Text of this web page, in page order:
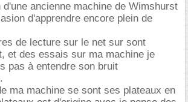
d'une ancienne machine de Wimshurst
d'apprendre encore plein de
de lecture sur le net sur sont
et des essais sur ma machine je
pas à entendre son bruit
ma machine se sont ses plateaux en